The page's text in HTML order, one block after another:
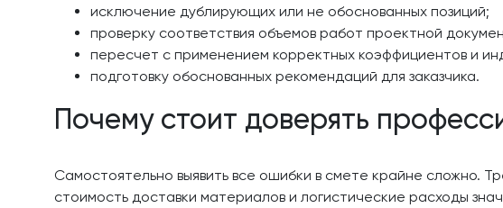
исключение дублирующих или не обоснованных позиций;
проверку соответствия объемов работ проектной
пересчет с применением корректных коэффициентов и
подготовку обоснованных рекомендаций для заказчика.
Почему стоит доверять
Самостоятельно выявить все ошибки в смете крайне сложно.
стоимость доставки материалов и логистические расходы